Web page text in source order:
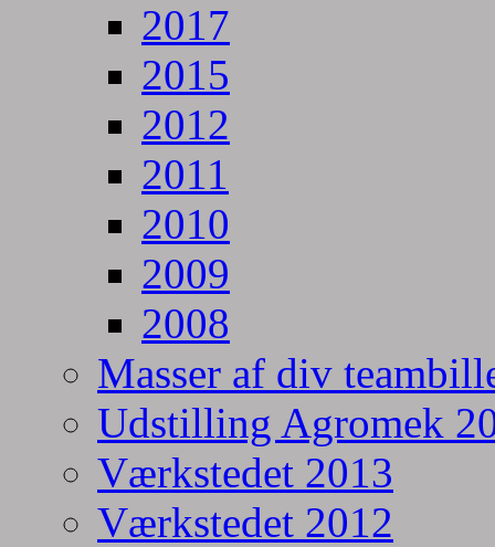
2017
2015
2012
2011
2010
2009
2008
Masser af div
Udstilling Agromek
Værkstedet 2013
Værkstedet 2012